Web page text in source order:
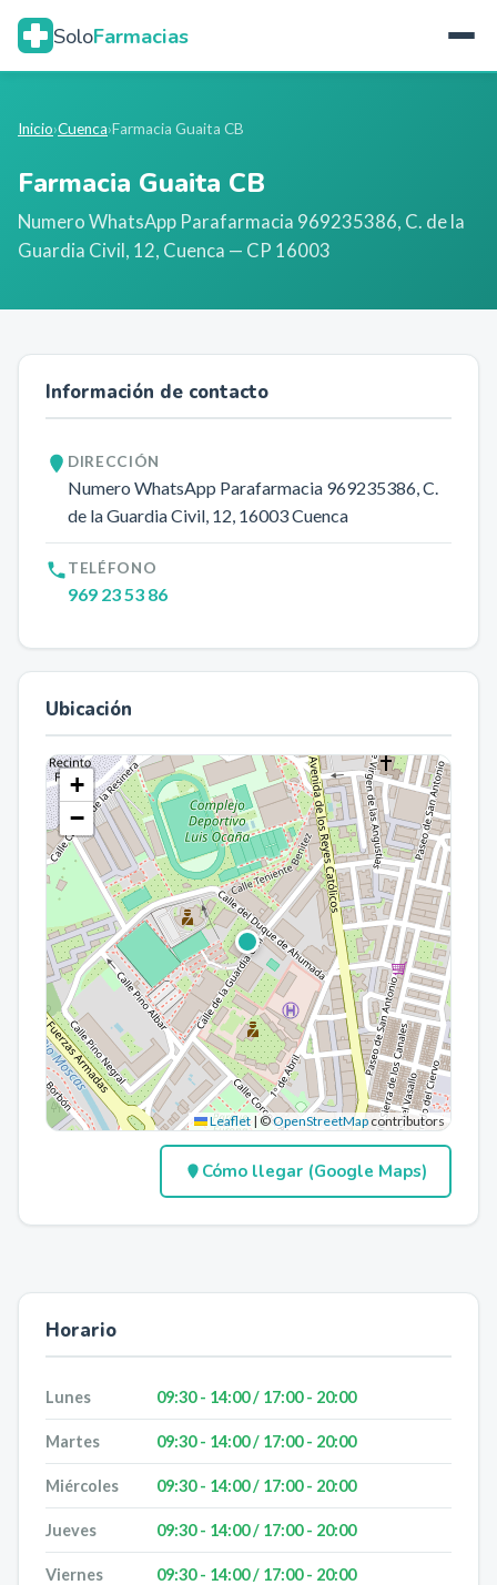
SoloFarmacias
Inicio›Cuenca›Farmacia Guaita CB
Farmacia Guaita CB
Numero WhatsApp Parafarmacia 969235386, C. de la
Guardia Civil, 12, Cuenca — CP 16003
Información de contacto
DIRECCIÓN
Numero WhatsApp Parafarmacia 969235386, C.
de la Guardia Civil, 12, 16003Cuenca
TELÉFONO
969 23 53 86
Ubicación
+
−
Leaflet | ©OpenStreetMap contributors
Cómo llegar (Google Maps)
Horario
Lunes 09:30 - 14:00 / 17:00 - 20:00
Martes 09:30 - 14:00 / 17:00 - 20:00
Miércoles 09:30 - 14:00 / 17:00 - 20:00
Jueves 09:30 - 14:00 / 17:00 - 20:00
Viernes 09:30 - 14:00 / 17:00 - 20:00